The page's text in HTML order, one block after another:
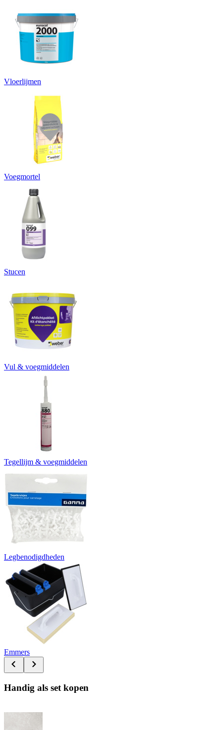
Vloerlijmen
Voegmortel
Stucen
Vul & voegmiddelen
Tegellijm & voegmiddelen
Legbenodigdheden
Emmers
Handig als set kopen